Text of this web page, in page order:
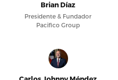
Brian Díaz
Presidente & Fundador
Pacifico Group